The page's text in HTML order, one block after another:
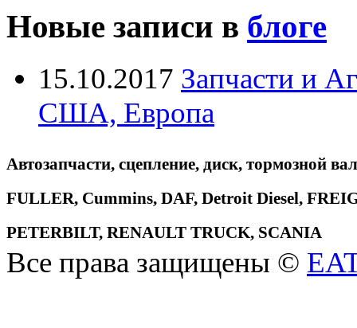
Новые записи в блоге
15.10.2017 Запчасти и
США, Европа
Автозапчасти, сцепление, диск, тормозной
FULLER, Cummins, DAF, Detroit Diesel,
PETERBILT, RENAULT TRUCK, SCANIA
Все права защищены ©